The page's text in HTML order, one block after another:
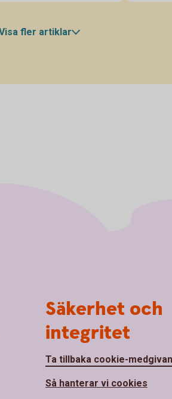
fler artiklar
Säkerhet och
integritet
Ta tillbaka cookie-
Så hanterar vi cookies